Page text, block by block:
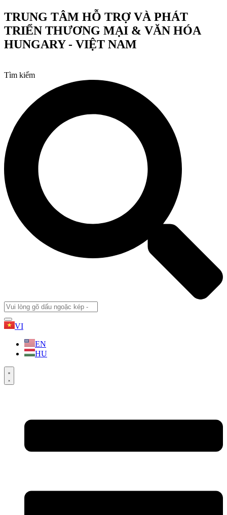
Chuyển
đến
nội
dung
TRUNG TÂM HỖ TRỢ VÀ PHÁT
TRIỂN THƯƠNG MẠI & VĂN HÓA
HUNGARY - VIỆT NAM
Tìm kiếm
VI
EN
HU